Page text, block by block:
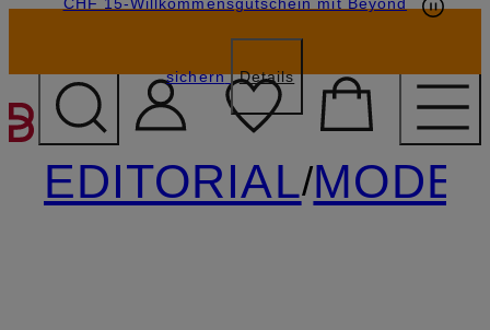
ZUM HAUPTINHALT
sichern Details
EDITORIAL/MODE